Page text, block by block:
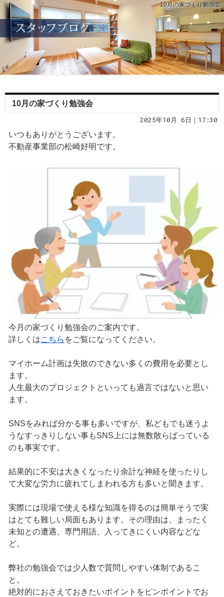
10月の家づくり勉強会
10月の家づくり勉強会
2025年10月 6日｜17:30
いつもありがとうございます。
不動産事業部の松崎好明です。
今月の家づくり勉強会のご案内です。
詳しくはこちら をご覧になってください。
マイホーム計画は失敗のできない多くの費用を必要とし
ます。
人生最大のプロジェクトといっても過言ではないと思い
ます。
SNSをみれば分かる事も多いですが、私どもでも迷うよ
うなすっきりしない事もSNS上には無数散らばっている
のも事実です。
結果的に不安は大きくなったり余計な神経を使ったりし
て大変な労力に疲れてしまわれる方も多いと聞きます。
実際には現場で使える様な知識を得るのは簡単そうで実
はとても難しい局面もあります。その理由は、まったく
未知との遭遇、専門用語、入ってきにくい内容などな
ど。
弊社の勉強会では少人数で質問しやすい体制であるこ
と。
絶対的におさえておきたいポイントをピンポイントでお